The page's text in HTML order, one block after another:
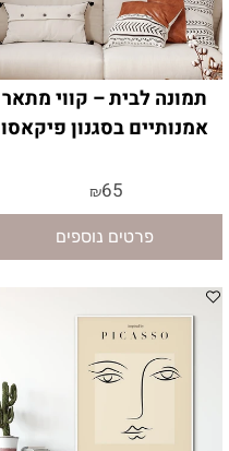
תמונה לבית – קווי מתאר
אמנותיים בסגנון פיקאסו
₪65
פרטים נוספים